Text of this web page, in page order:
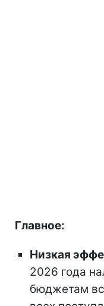
Главное:
Низкая
2026 года
бюджетам